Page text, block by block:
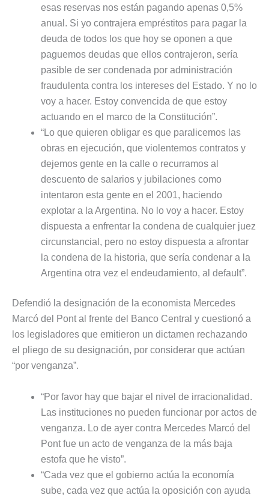
esas reservas nos están pagando apenas 0,5%
anual. Si yo contrajera empréstitos para pagar la
deuda de todos los que hoy se oponen a que
paguemos deudas que ellos contrajeron, sería
pasible de ser condenada por administración
fraudulenta contra los intereses del Estado. Y no lo
voy a hacer. Estoy convencida de que estoy
actuando en el marco de la Constitución”.
“Lo que quieren obligar es que paralicemos las
obras en ejecución, que violentemos contratos y
dejemos gente en la calle o recurramos al
descuento de salarios y jubilaciones como
intentaron esta gente en el 2001, haciendo
explotar a la Argentina. No lo voy a hacer. Estoy
dispuesta a enfrentar la condena de cualquier juez
circunstancial, pero no estoy dispuesta a afrontar
la condena de la historia, que sería condenar a la
Argentina otra vez el endeudamiento, al default”.
Defendió la designación de la economista Mercedes
Marcó del Pont al frente del Banco Central y cuestionó a
los legisladores que emitieron un dictamen rechazando
el pliego de su designación, por considerar que actúan
“por venganza”.
“Por favor hay que bajar el nivel de irracionalidad.
Las instituciones no pueden funcionar por actos de
venganza. Lo de ayer contra Mercedes Marcó del
Pont fue un acto de venganza de la más baja
estofa que he visto”.
“Cada vez que el gobierno actúa la economía
sube, cada vez que actúa la oposición con ayuda